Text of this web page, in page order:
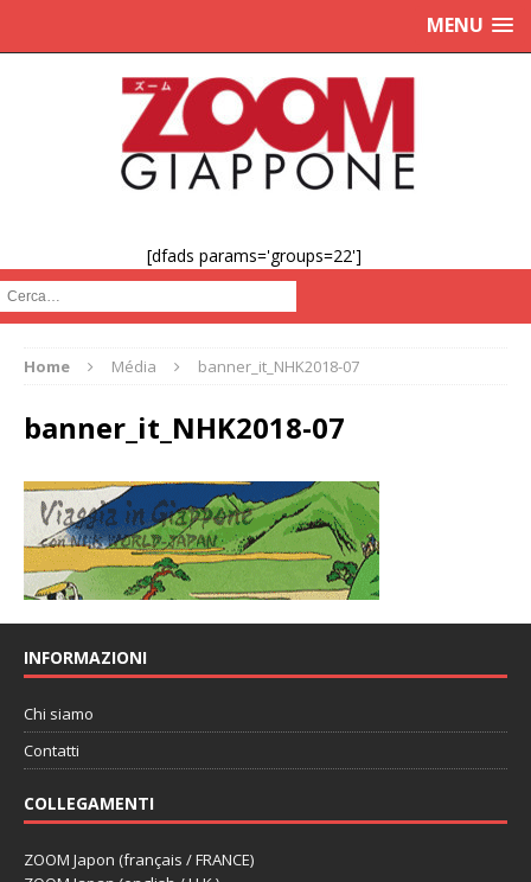
MENU
[dfads params='groups=22']
Cerca :
Home Média banner_it_NHK2018-07
banner_it_NHK2018-07
INFORMAZIONI
Chi siamo
Contatti
COLLEGAMENTI
ZOOM Japon (français / FRANCE)